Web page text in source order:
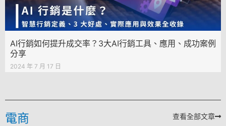
AI行銷如何提升成交率？3大AI行銷工具、應用、成功案例
分享
2024 年 7 月 17 日
電商 查看全部文章